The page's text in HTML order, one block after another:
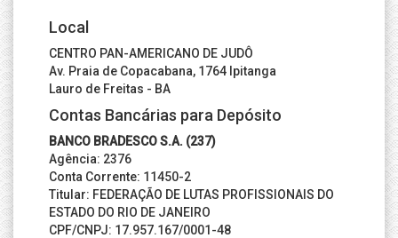
Local
CENTRO PAN-AMERICANO DE JUDÔ
Av. Praia de Copacabana, 1764 Ipitanga
Lauro de Freitas - BA
Contas Bancárias para Depósito
BANCO BRADESCO S.A. (237)
Agência: 2376
Conta Corrente: 11450-2
Titular: FEDERAÇÃO DE LUTAS PROFISSIONAIS DO
ESTADO DO RIO DE JANEIRO
CPF/CNPJ: 17.957.167/0001-48